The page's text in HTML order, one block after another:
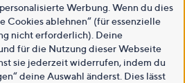
Werbung. Wenn du dies
Cookies ablehnen“ (für essenzielle
nicht erforderlich). Deine
für die Nutzung dieser Webseite
sie jederzeit widerrufen, indem du
deine Auswahl änderst. Dies lässt